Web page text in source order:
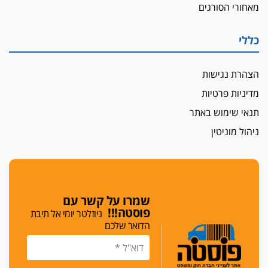
איבה
ממלא-מקומו, ועמית בכר שותק
מחאת הפרקליטים והסנגורים
יצאו לשעה מבית המשפט ועמדו בחוץ לאות הזדהות
הביקורת חוגגת
לפני נקיטת צעדים
עורך דין נעצר בחשד לסחיטת ראש המועצה יאנוח
ג'ת
מאחורי הסורגים
כללי
הצהרת נגישות
מדיניות פרטיות
תנאי שימוש באתר
ניהול מוניטין
שמרו על קשר עם
פוסטה!!! ניוזלטר יומי אל תיבת
הדואר שלכם